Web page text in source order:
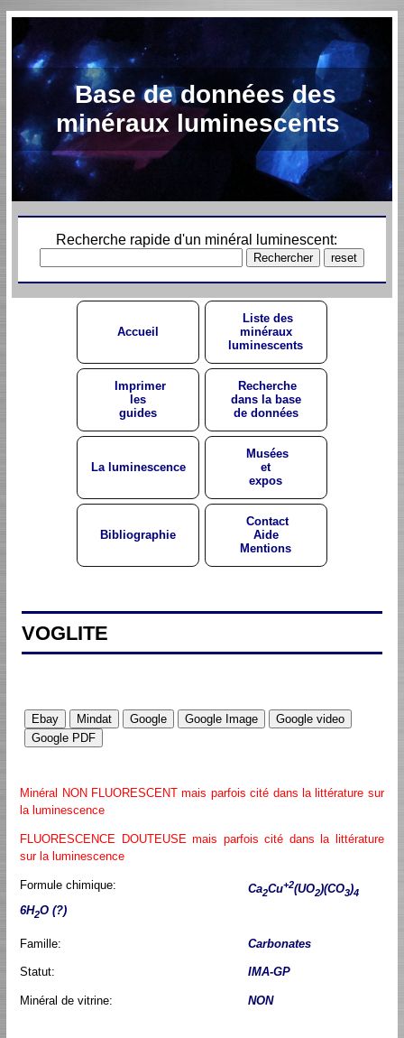
Base de données des
minéraux luminescents
Recherche rapide d'un minéral luminescent:
Accueil
Liste des
minéraux
luminescents
Imprimer
les
guides
Recherche
dans la base
de données
La luminescence
Musées
et
expos
Bibliographie
Contact
Aide
Mentions
VOGLITE
Minéral NON FLUORESCENT mais parfois cité dans la littérature sur
la luminescence
FLUORESCENCE DOUTEUSE mais parfois cité dans la littérature
sur la luminescence
Formule chimique: Ca2Cu+2(UO2)(CO3)4
6H2O (?)
Famille: Carbonates
Statut: IMA-GP
Minéral de vitrine: NON